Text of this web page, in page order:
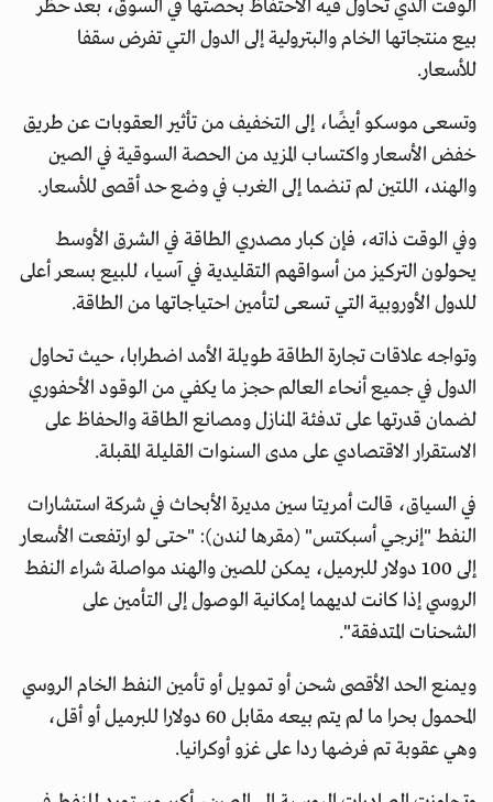
الوقت الذي تحاول فيه الاحتفاظ بحصتها في السوق، بعد حظر
بيع منتجاتها الخام والبترولية إلى الدول التي تفرض سقفا
للأسعار.
وتسعى موسكو أيضًا، إلى التخفيف من تأثير العقوبات عن طريق
خفض الأسعار واكتساب المزيد من الحصة السوقية في الصين
والهند، اللتين لم تنضما إلى الغرب في وضع حد أقصى للأسعار.
وفي الوقت ذاته، فإن كبار مصدري الطاقة في الشرق الأوسط
يحولون التركيز من أسواقهم التقليدية في آسيا، للبيع بسعر أعلى
للدول الأوروبية التي تسعى لتأمين احتياجاتها من الطاقة.
وتواجه علاقات تجارة الطاقة طويلة الأمد اضطرابا، حيث تحاول
الدول في جميع أنحاء العالم حجز ما يكفي من الوقود الأحفوري
لضمان قدرتها على تدفئة المنازل ومصانع الطاقة والحفاظ على
الاستقرار الاقتصادي على مدى السنوات القليلة المقبلة.
في السياق، قالت أمريتا سين مديرة الأبحاث في شركة استشارات
النفط "إنرجي أسبكتس" (مقرها لندن): "حتى لو ارتفعت الأسعار
إلى 100 دولار للبرميل، يمكن للصين والهند مواصلة شراء النفط
الروسي إذا كانت لديهما إمكانية الوصول إلى التأمين على
الشحنات المتدفقة".
ويمنع الحد الأقصى شحن أو تمويل أو تأمين النفط الخام الروسي
المحمول بحرا ما لم يتم بيعه مقابل 60 دولارا للبرميل أو أقل،
وهي عقوبة تم فرضها ردا على غزو أوكرانيا.